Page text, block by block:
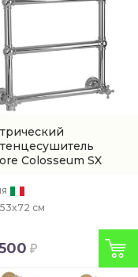
Colosseum SX
53x72 см